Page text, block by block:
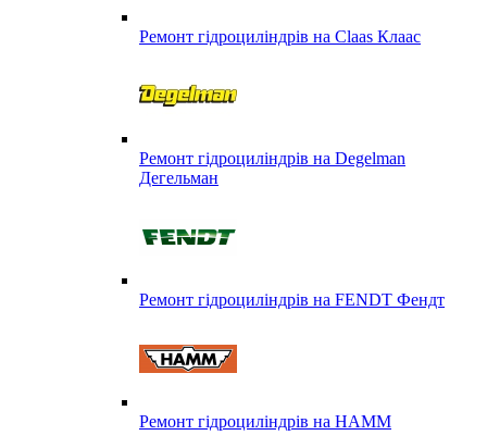
Ремонт гідроциліндрів на Claas Клаас
Ремонт гідроциліндрів на Degelman
Дегельман
Ремонт гідроциліндрів на FENDT Фендт
Ремонт гідроциліндрів на HAMM